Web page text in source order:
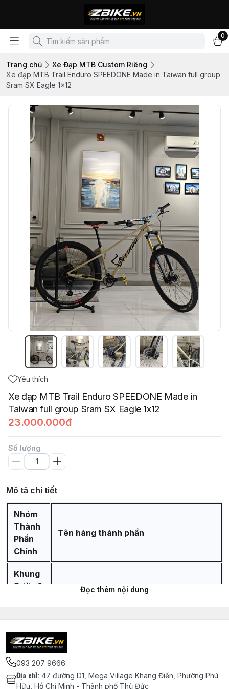
0
Trang chủ
Xe Đạp MTB Custom Riêng
Xe đạp MTB Trail Enduro SPEEDONE Made in Taiwan full group
Sram SX Eagle 1x12
Yêu thích
Xe đạp MTB Trail Enduro SPEEDONE Made in
Taiwan full group Sram SX Eagle 1x12
23.000.000đ
Số lượng
Mô tả chi tiết
Nhóm
Thành
Phần
Chính
Tên hàng thành phần
Khung
Sườn &
Khung sườn SPEEDONE trục Boost 148
chính hãng Made in Taiwan bánh
29inch - SIZE S - Màu Xanh
Phuộc hơi ZBIKE ZRT 160 BOOST
15x110mm (ty 34mm, hành trình
Đọc thêm nội dung
093 207 9666
Địa chỉ: 47 đường D1, Mega Village Khang Điền, Phường Phú
Hữu, Hồ Chí Minh - Thành phố Thủ Đức